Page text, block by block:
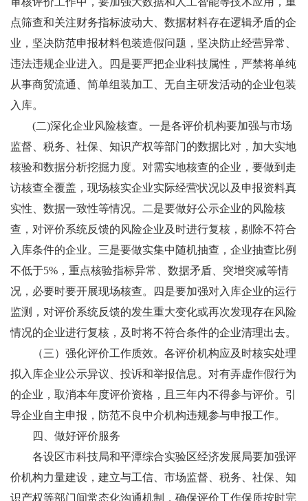
点筛查和关注财务指标波动大、数据材料存在逻辑矛盾的企
业，坚决防范申报材料包装造假问题，坚决防止经营异常、
违法违规企业进入。四是要严把企业科技属性，严禁将单纯
从事商贸流通、简单组装加工、无自主研发活动的企业包装
入库。
(二)深化企业风险核查。一是各评价机构要加强与市场
监督、税务、社保、知识产权等部门的数据比对，加大实地
核验和数据分析挖掘力度。对需实地核查的企业，要做到走
访核查全覆盖，现场核实企业实际经营状况以及申报资料真
实性、数据一致性等情况。二是要做好公示企业的风险核
查，对评价系统反馈的风险企业及时进行复核，剔除不符合
入库条件的企业。三是要做实集中随机抽查，企业抽查比例
不低于5%，重点核验指标异常、数据矛盾、突增突减等情
况，必要时要开展现场核查。四是要加强对入库企业的运行
监测，对评价系统反馈的发生重大变化或再次发现存在风险
情况的企业进行复核，及时将不符合条件的企业清理出去。
（三）强化评价工作质效。各评价机构应及时核实处理
拟入库企业公示异议、投诉和举报信息。对有弄虚作假行为
的企业，取消本年度评价资格，且三年内不得参与评价。引
导企业自主申报，防范不良中介机构违规参与申报工作。
四、做好评价服务
各设区市科技局和平潭综合实验区经济发展局要加强评
价机构力量建设，建立与工信、市场监督、税务、社保、知
识产权等部门间常态化沟通机制，确保评价工作保质按时完